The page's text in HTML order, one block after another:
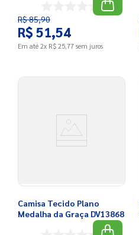
R$85,90
R$ 51,54
Em até 2x R$ 25,77 sem juros
Camisa Tecido Plano
Medalha da Graça DV13868